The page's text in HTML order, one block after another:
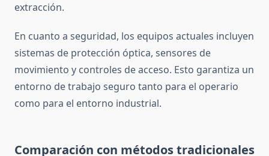
extracción.
En cuanto a seguridad, los equipos actuales incluyen
sistemas de protección óptica, sensores de
movimiento y controles de acceso. Esto garantiza un
entorno de trabajo seguro tanto para el operario
como para el entorno industrial.
Comparación con métodos tradicionales